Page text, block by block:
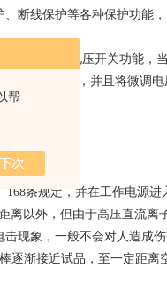
帮
断线保护等各种保护功能
有75%的电压开关功能，
回到零位上，并且将微调
员
条规定，并在工作电源
以外，但由于高压直流
现象，一般不会对人造成
逐渐接近试品，至一定距